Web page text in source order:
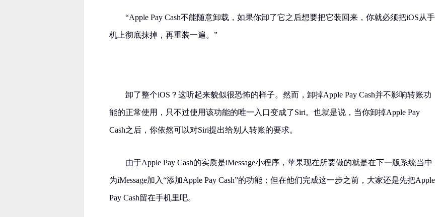
“Apple Pay Cash不能随意卸载，如果你卸了它之后想要把它装回来，你就必须把iOS从手
机上彻底抹掉，再重装一遍。”
卸了整个iOS？这听起来貌似很恐怖的样子。然而，卸掉Apple Pay Cash并不影响转账功
能的正常使用，只不过使用该功能的唯一入口变成了Siri。也就是说，当你卸掉Apple Pay
Cash之后，你依然可以对Siri提出给别人转账的要求。
由于Apple Pay Cash的实质是iMessage小程序，苹果现在所要做的就是在下一版系统当中
为iMessage加入“添加Apple Pay Cash”的功能；但在他们完成这一步之前，大家还是先把Apple
Pay Cash留在手机里吧。